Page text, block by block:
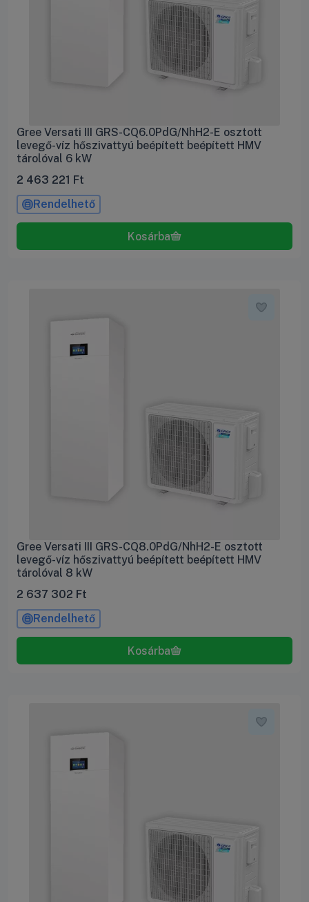
Gree Versati III GRS-CQ6.0PdG/NhH2-E osztott
levegő-víz hőszivattyú beépített beépített HMV
tárolóval 6 kW
2 463 221 Ft
Rendelhető
Gree Versati III GRS-CQ8.0PdG/NhH2-E osztott
levegő-víz hőszivattyú beépített beépített HMV
tárolóval 8 kW
2 637 302 Ft
Rendelhető